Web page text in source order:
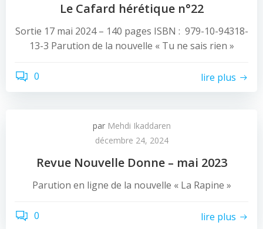
Le Cafard hérétique n°22
Sortie 17 mai 2024 – 140 pages ISBN : 979-10-94318-
13-3 Parution de la nouvelle « Tu ne sais rien »
0 lire plus
par Mehdi Ikaddaren
décembre 24, 2024
Revue Nouvelle Donne – mai 2023
Parution en ligne de la nouvelle « La Rapine »
0 lire plus